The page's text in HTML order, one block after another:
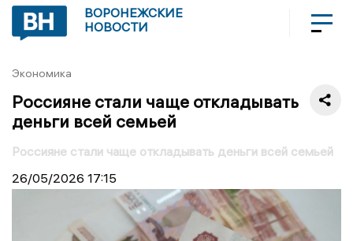
ВОРОНЕЖСКИЕ
НОВОСТИ
Экономика
Россияне стали чаще откладывать
деньги всей семьей
Россияне стали чаще откладывать деньги всей семьей
26/05/2026 17:15